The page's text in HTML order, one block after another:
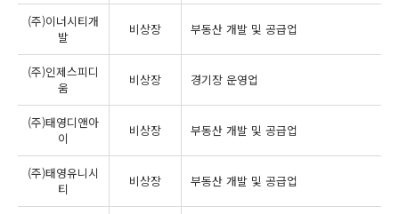
(주)이너시티개
발
비상장 부동산 개발 및 공급업
(주)인제스피디
움
비상장 경기장 운영업
(주)태영디앤아
이
비상장 부동산 개발 및 공급업
(주)태영유니시
티
비상장 부동산 개발 및 공급업